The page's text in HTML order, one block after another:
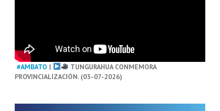
#AMBATO |
TUNGURAHUA CONMEMORA
PROVINCIALIZACIÓN. (03-07-2026)